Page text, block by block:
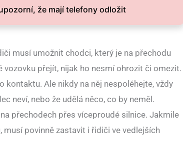
že mají telefony odložit
musí umožnit chodci, který je na přechodu
vozovku přejít, nijak ho nesmí ohrozit či omezit.
kontaktu. Ale nikdy na něj nespoléhejte, vždy
neví, nebo že udělá něco, co by neměl.
přechodech přes víceproudé silnice. Jakmile
povinně zastavit i řidiči ve vedlejších